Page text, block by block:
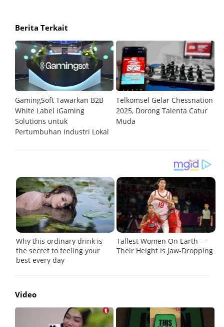
Berita Terkait
GamingSoft Tawarkan B2B
White Label iGaming
Solutions untuk
Pertumbuhan Industri Lokal
Telkomsel Gelar Chessnation
2025, Dorong Talenta Catur
Muda
Video